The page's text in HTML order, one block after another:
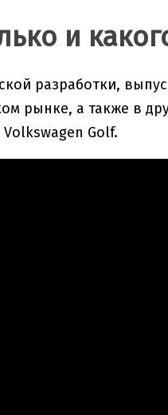
и
разработки,
рынке, а также в
Golf.